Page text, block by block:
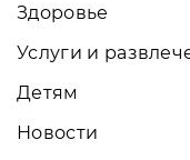
Здоровье
Услуги и
Детям
Новости